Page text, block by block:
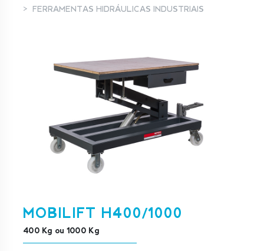
FERRAMENTAS HIDRÁULICAS INDUSTRIAIS
MOBILIFT H400/1000
400 Kg ou 1000 Kg